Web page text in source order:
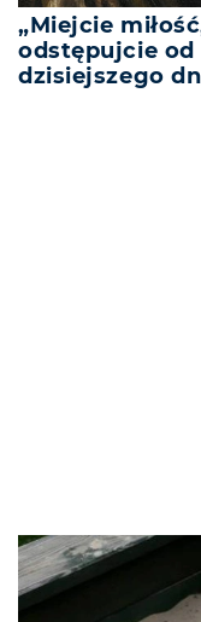
„Miejcie
odstępujcie od
dzisiejszego